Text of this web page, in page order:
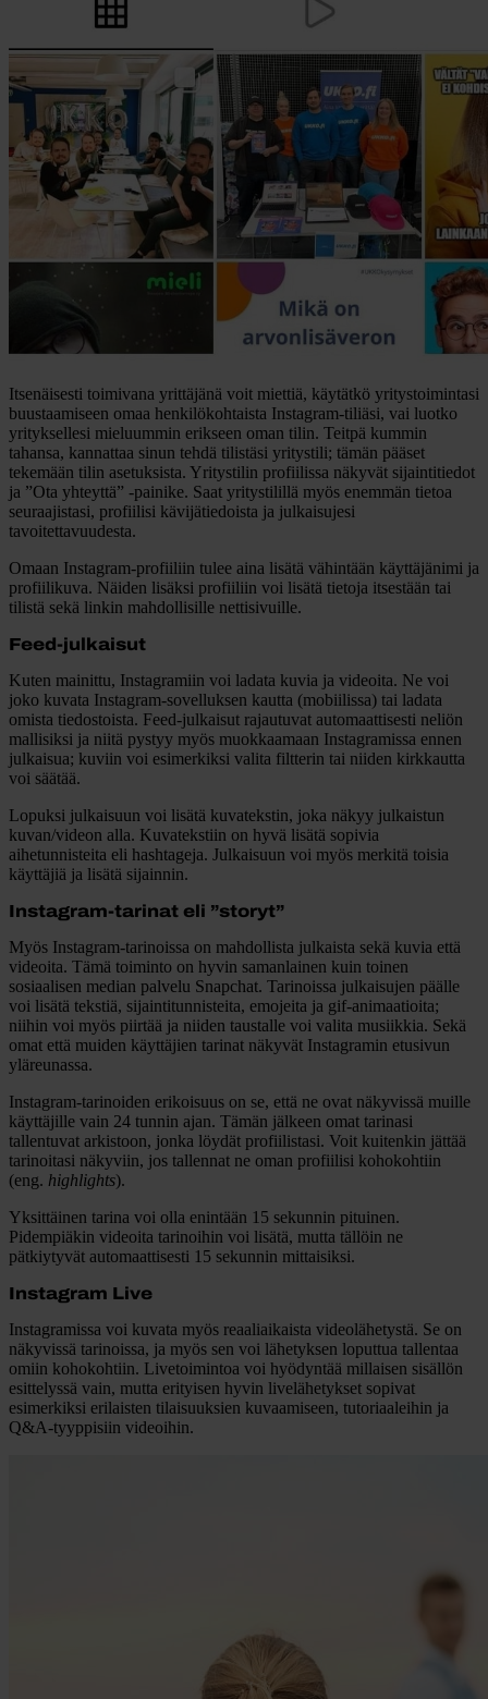
Itsenäisesti toimivana yrittäjänä voit miettiä, käytätkö yritystoimintasi
buustaamiseen omaa henkilökohtaista Instagram-tiliäsi, vai luotko
yrityksellesi mieluummin erikseen oman tilin. Teitpä kummin
tahansa, kannattaa sinun tehdä tilistäsi yritystili; tämän pääset
tekemään tilin asetuksista. Yritystilin profiilissa näkyvät sijaintitiedot
ja ”Ota yhteyttä” -painike. Saat yritystilillä myös enemmän tietoa
seuraajistasi, profiilisi kävijätiedoista ja julkaisujesi
tavoitettavuudesta.
Omaan Instagram-profiiliin tulee aina lisätä vähintään käyttäjänimi ja
profiilikuva. Näiden lisäksi profiiliin voi lisätä tietoja itsestään tai
tilistä sekä linkin mahdollisille nettisivuille.
Feed-julkaisut
Kuten mainittu, Instagramiin voi ladata kuvia ja videoita. Ne voi
joko kuvata Instagram-sovelluksen kautta (mobiilissa) tai ladata
omista tiedostoista. Feed-julkaisut rajautuvat automaattisesti neliön
mallisiksi ja niitä pystyy myös muokkaamaan Instagramissa ennen
julkaisua; kuviin voi esimerkiksi valita filtterin tai niiden kirkkautta
voi säätää.
Lopuksi julkaisuun voi lisätä kuvatekstin, joka näkyy julkaistun
kuvan/videon alla. Kuvatekstiin on hyvä lisätä sopivia
aihetunnisteita eli hashtageja. Julkaisuun voi myös merkitä toisia
käyttäjiä ja lisätä sijainnin.
Instagram-tarinat eli ”storyt”
Myös Instagram-tarinoissa on mahdollista julkaista sekä kuvia että
videoita. Tämä toiminto on hyvin samanlainen kuin toinen
sosiaalisen median palvelu Snapchat. Tarinoissa julkaisujen päälle
voi lisätä tekstiä, sijaintitunnisteita, emojeita ja gif-animaatioita;
niihin voi myös piirtää ja niiden taustalle voi valita musiikkia. Sekä
omat että muiden käyttäjien tarinat näkyvät Instagramin etusivun
yläreunassa.
Instagram-tarinoiden erikoisuus on se, että ne ovat näkyvissä muille
käyttäjille vain 24 tunnin ajan. Tämän jälkeen omat tarinasi
tallentuvat arkistoon, jonka löydät profiilistasi. Voit kuitenkin jättää
tarinoitasi näkyviin, jos tallennat ne oman profiilisi kohokohtiin
(eng. highlights).
Yksittäinen tarina voi olla enintään 15 sekunnin pituinen.
Pidempiäkin videoita tarinoihin voi lisätä, mutta tällöin ne
pätkiytyvät automaattisesti 15 sekunnin mittaisiksi.
Instagram Live
Instagramissa voi kuvata myös reaaliaikaista videolähetystä. Se on
näkyvissä tarinoissa, ja myös sen voi lähetyksen loputtua tallentaa
omiin kohokohtiin. Livetoimintoa voi hyödyntää millaisen sisällön
esittelyssä vain, mutta erityisen hyvin livelähetykset sopivat
esimerkiksi erilaisten tilaisuuksien kuvaamiseen, tutoriaaleihin ja
Q&A-tyyppisiin videoihin.